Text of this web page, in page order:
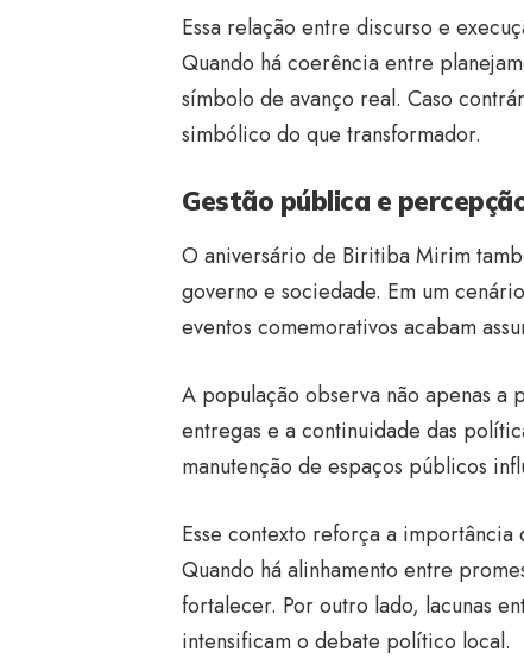
Essa relação entre discurso e
Quando há coerência entre
símbolo de avanço real. Caso
simbólico do que transformador.
Gestão pública e
O aniversário de Biritiba Mirim
governo e sociedade. Em um
eventos comemorativos acabam
A população observa não apenas a
entregas e a continuidade das
manutenção de espaços públicos
Esse contexto reforça a importância
Quando há alinhamento entre
fortalecer. Por outro lado, lacunas
intensificam o debate político local.